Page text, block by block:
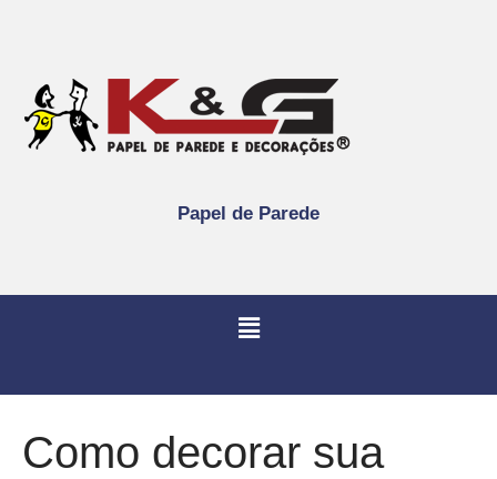
Papel de Parede
Como decorar sua